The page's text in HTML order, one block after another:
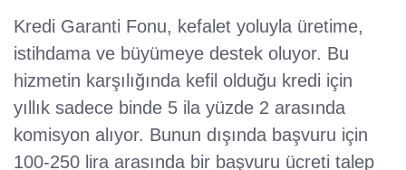
Kredi Garanti Fonu, kefalet yoluyla üretime,
istihdama ve büyümeye destek oluyor. Bu
hizmetin karşılığında kefil olduğu kredi için
yıllık sadece binde 5 ila yüzde 2 arasında
komisyon alıyor. Bunun dışında başvuru için
100-250 lira arasında bir başvuru ücreti talep